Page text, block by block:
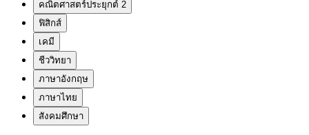
คณิตศาสตร์ประยุกต์ 2
ฟิสิกส์
เคมี
ชีววิทยา
ภาษาอังกฤษ
ภาษาไทย
สังคมศึกษา